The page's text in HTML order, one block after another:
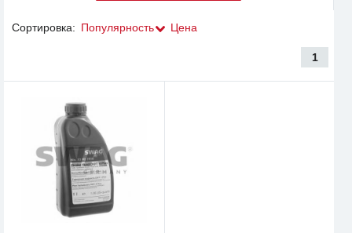
Сортировка: Популярность Цена
1